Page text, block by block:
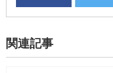
関連記事